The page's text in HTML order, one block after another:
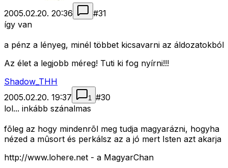
2005.02.20. 20:36 #31
így van
a pénz a lényeg, minél többet kicsavarni az áldozatokból
Az élet a legjobb méreg! Tuti ki fog nyírni!!!
Shadow_THH
2005.02.20. 19:37
1 #30
lol... inkább szánalmas
fõleg az hogy mindenrõl meg tudja magyarázni, hogyha
nézed a mûsort és perkálsz az a jó mert Isten azt akarja
http://www.lohere.net - a MagyarChan